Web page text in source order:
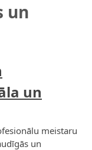
un
un
meistaru
un